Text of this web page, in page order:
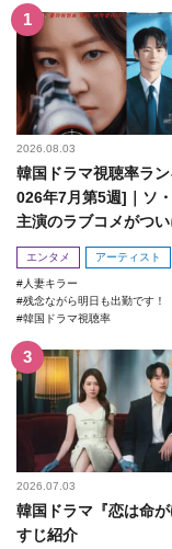
2026.08.03
韓国ドラマ視聴率ラ
026年7月第5週]｜ソ
主演のラブコメがつ
回！
エンタメ アーティスト
人妻キラー
残念ながら明日も出勤です！
韓国ドラマ視聴率
2026.07.03
韓国ドラマ『恋は命
すじ紹介